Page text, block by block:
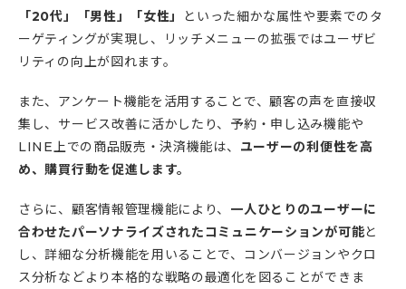
「20代」「男性」「女性」
といった細かな属性や要素でのタ
ーゲティングが実現し、リッチメニューの拡張ではユーザビ
リティの向上が図れます。
また、アンケート機能を活用することで、顧客の声を直接収
集し、サービス改善に活かしたり、予約・申し込み機能や
LINE上での商品販売・決済機能は、 ユーザーの利便性を高
め、購買行動を促進します。
さらに、顧客情報管理機能により、 一人ひとりのユーザーに
合わせたパーソナライズされたコミュニケーションが可能と
し、詳細な分析機能を用いることで、コンバージョンやクロ
ス分析などより本格的な戦略の最適化を図ることができま